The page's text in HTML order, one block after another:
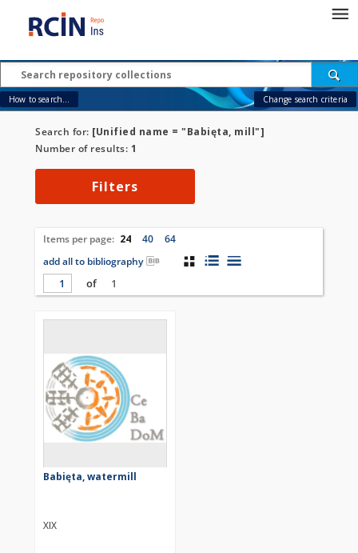
How to search... Change search criteria
Search for: [Unified name = "Babięta, mill"]
Number of results: 1
Filters
Items per page: 24 40
64
add all to bibliography
of
1
Babięta, watermill
XIX